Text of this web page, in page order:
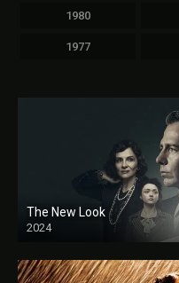
1980
1977
The New Look
2024